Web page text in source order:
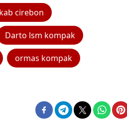
cirebon
Darto lsm kompak
ormas kompak